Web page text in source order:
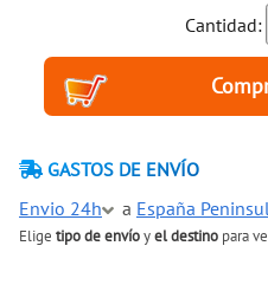
Cantidad:
GASTOS DE ENVÍO
Envio 24h
a España
Elige tipo de envíoyel destino para